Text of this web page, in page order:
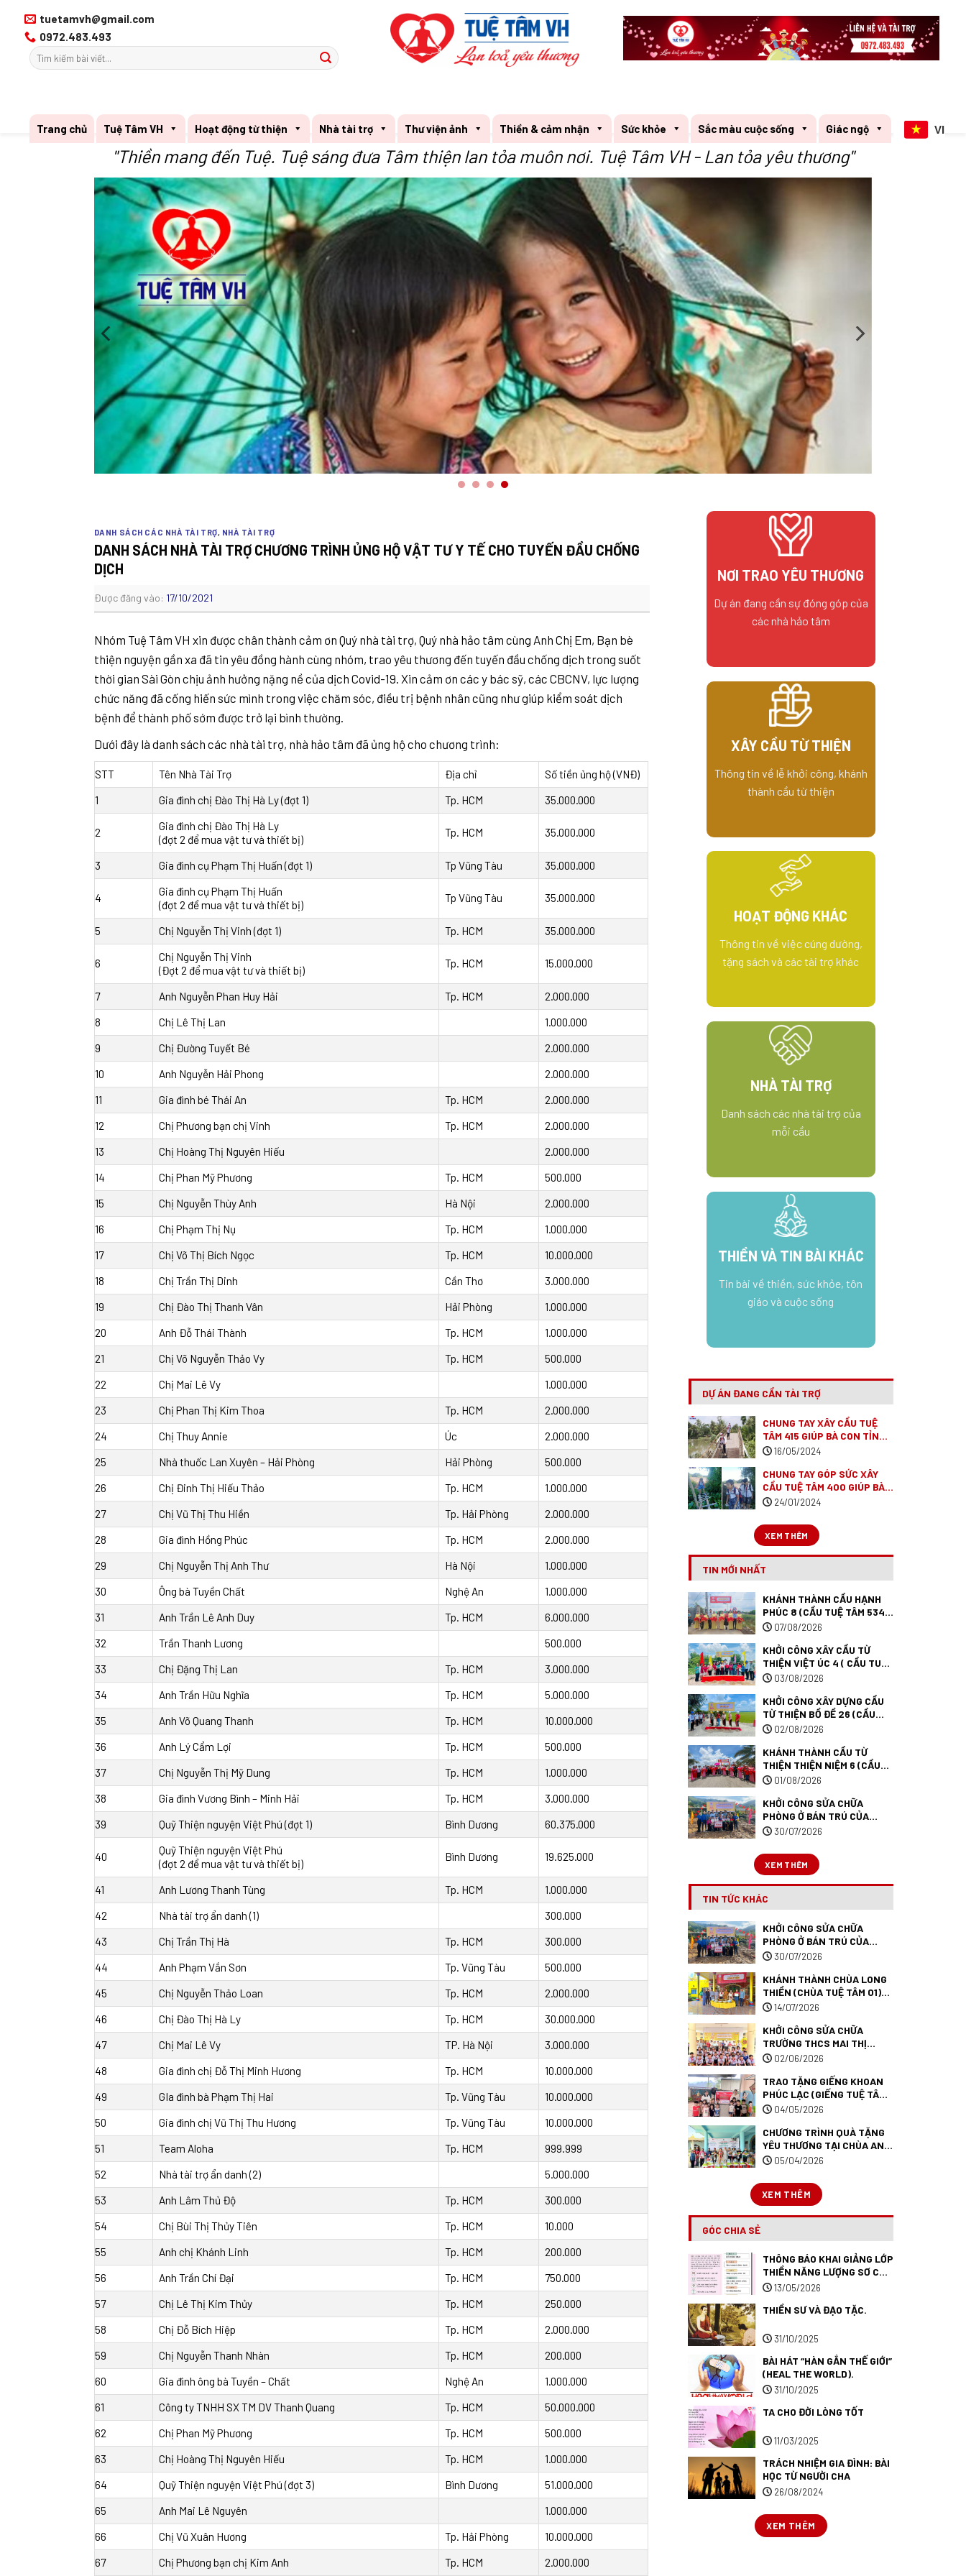
tuetamvh@gmail.com
0972.483.493
Trang chủ Tuệ Tâm VH Hoạt động từ thiện Nhà tài trợ Thư viện ảnh Thiền & cảm nhận Sức khỏe Sắc màu cuộc sống Giác ngộ VI
"Thiền mang đến Tuệ. Tuệ sáng đưa Tâm thiện lan tỏa muôn nơi. Tuệ Tâm VH - Lan tỏa yêu thương"
DANH SÁCH CÁC NHÀ TÀI TRỢ, NHÀ TÀI TRỢ
DANH SÁCH NHÀ TÀI TRỢ CHƯƠNG TRÌNH ỦNG HỘ VẬT TƯ Y TẾ CHO TUYẾN ĐẦU CHỐNG
DỊCH
Được đăng vào: 17/10/2021
Nhóm Tuệ Tâm VH xin được chân thành cảm ơn Quý nhà tài trợ, Quý nhà hảo tâm cùng Anh Chị Em, Bạn bè
thiện nguyện gần xa đã tin yêu đồng hành cùng nhóm, trao yêu thương đến tuyến đầu chống dịch trong suốt
thời gian Sài Gòn chịu ảnh hưởng nặng nề của dịch Covid-19 Xin cảm ơn các y bác sỹ, các CBCNV, lực lượng
chức năng đã cống hiến sức mình trong việc chăm sóc, điều trị bệnh nhân cũng như giúp kiểm soát dịch
bệnh để thành phố sớm được trở lại bình thường.
Dưới đây là danh sách các nhà tài trợ, nhà hảo tâm đã ủng hộ cho chương trình:
STT Tên Nhà Tài Trợ Địa chỉ
Số tiền ủng hộ (VNĐ)
1
Gia đình chị Đào Thị Hà Ly (đợt 1) Tp. HCM 35.000.000
2
Gia đình chị Đào Thị Hà Ly
(đợt 2 để mua vật tư và thiết bị)
Tp. HCM 35.000.000
3 Gia đình cụ Phạm Thị Huấn (đợt 1) Tp Vũng Tàu 35.000.000
4
Gia đình cụ Phạm Thị Huấn
(đợt 2 để mua vật tư và thiết bị)
Tp Vũng Tàu 35.000.000
5 Chị Nguyễn Thị Vinh (đợt 1) Tp. HCM 35.000.000
6
Chị Nguyễn Thị Vinh
(Đợt 2 để mua vật tư và thiết bị)
Tp. HCM 15.000.000
7 Anh Nguyễn Phan Huy Hải Tp. HCM
2.000.000
8
Chị Lê Thị Lan
1.000.000
9
Chị Đường Tuyết Bé
2.000.000
10
Anh Nguyễn Hải Phong
2.000.000
11
Gia đình bé Thái An Tp. HCM
2.000.000
12
Chị Phương bạn chị Vinh Tp. HCM
2.000.000
13
Chị Hoàng Thị Nguyên Hiếu
2.000.000
14
Chị Phan Mỹ Phương Tp. HCM
500.000
15
Chị Nguyễn Thùy Anh Hà Nội
2.000.000
16
Chị Phạm Thị Nụ Tp. HCM
1.000.000
17
Chị Võ Thị Bích Ngọc Tp. HCM
10.000.000
18
Chị Trần Thị Dinh Cần Thơ
3.000.000
19
Chị Đào Thị Thanh Vân Hải Phòng
1.000.000
20
Anh Đỗ Thái Thành Tp. HCM
1.000.000
21
Chị Võ Nguyễn Thảo Vy Tp. HCM
500.000
22
Chị Mai Lê Vy
1.000.000
23
Chị Phan Thị Kim Thoa Tp. HCM
2.000.000
24
Chị Thuy Annie Úc
2.000.000
25
Nhà thuốc Lan Xuyên – Hải Phòng Hải Phòng
500.000
26
Chị Đinh Thị Hiếu Thảo Tp. HCM
1.000.000
27
Chị Vũ Thị Thu Hiền Tp. Hải Phòng
2.000.000
28
Gia đình Hồng Phúc Tp. HCM
2.000.000
29
Chị Nguyễn Thị Anh Thư Hà Nội
1.000.000
30
Ông bà Tuyền Chất Nghệ An
1.000.000
31
Anh Trần Lê Anh Duy Tp. HCM
6.000.000
32
Trần Thanh Lương
500.000
33
Chị Đặng Thị Lan Tp. HCM
3.000.000
34
Anh Trần Hữu Nghĩa Tp. HCM
5.000.000
35
Anh Võ Quang Thanh Tp. HCM
10.000.000
36
Anh Lý Cẩm Lợi Tp. HCM
500.000
37
Chị Nguyễn Thị Mỹ Dung Tp. HCM
1.000.000
38
Gia đình Vương Bình – Minh Hải Tp. HCM
3.000.000
39
Quỹ Thiện nguyện Việt Phú (đợt 1) Bình Dương 60.375.000
40
Quỹ Thiện nguyện Việt Phú
(đợt 2 để mua vật tư và thiết bị)
Bình Dương 19.625.000
41 Anh Lương Thanh Tùng Tp. HCM
1.000.000
42
Nhà tài trợ ẩn danh (1)
300.000
43
Chị Trần Thị Hà Tp. HCM
300.000
44
Anh Phạm Vắn Sơn Tp. Vũng Tàu
500.000
45
Chị Nguyễn Thảo Loan Tp. HCM
2.000.000
46
Chị Đào Thị Hà Ly Tp. HCM
30.000.000
47
Chị Mai Lê Vy TP. Hà Nội
3.000.000
48
Gia đình chị Đỗ Thị Minh Hương Tp. HCM
10.000.000
49
GIa đình bà Phạm Thị Hai Tp. Vũng Tàu
10.000.000
50
Gia đình chị Vũ Thị Thu Hương Tp. Vũng Tàu
10.000.000
51
Team Aloha Tp. HCM
999.999
52
Nhà tài trợ ẩn danh (2)
5.000.000
53
Anh Lâm Thủ Độ Tp. HCM
300.000
54
Chị Bùi Thị Thủy Tiên Tp. HCM
10.000
55
Anh chị Khánh Linh Tp. HCM
200.000
56
Anh Trần Chí Đại Tp. HCM
750.000
57
Chị Lê Thị Kim Thủy Tp. HCM
250.000
58
Chị Đỗ Bích Hiệp Tp. HCM
2.000.000
59
Chị Nguyễn Thanh Nhàn Tp. HCM
200.000
60
Gia đình ông bà Tuyền – Chất Nghệ An
1.000.000
61
Công ty TNHH SX TM DV Thanh Quang Tp. HCM
50.000.000
62
Chị Phan Mỹ Phương Tp. HCM
500.000
63
Chị Hoàng Thị Nguyên Hiếu Tp. HCM
1.000.000
64
Quỹ Thiện nguyện Việt Phú (đợt 3) Bình Dương
51.000.000
65
Anh Mai Lê Nguyên
1.000.000
66
Chị Vũ Xuân Hương Tp. Hải Phòng
10.000.000
67
Chị Phương bạn chị Kim Anh Tp. HCM 2.000.000
NƠI TRAO YÊU THƯƠNG
Dự án đang cần sự đóng góp của
các nhà hảo tâm
XÂY CẦU TỪ THIỆN
Thông tin về lễ khởi công, khánh
thành cầu từ thiện
HOẠT ĐỘNG KHÁC
Thông tin về việc cúng dường,
tặng sách và các tài trợ khác
NHÀ TÀI TRỢ
Danh sách các nhà tài trợ của
mỗi cầu
THIỀN VÀ TIN BÀI KHÁC
Tin bài về thiền, sức khỏe, tôn
giáo và cuộc sống
DỰ ÁN ĐANG CẦN TÀI TRỢ
CHUNG TAY XÂY CẦU TUỆ
TÂM 415 GIÚP BÀ CON TỈNH
SÓC TRĂNG.
16/05/2024
CHUNG TAY GÓP SỨC XÂY
CẦU TUỆ TÂM 400 GIÚP BÀ
CON TỈNH LONG AN
24/01/2024
XEM THÊM
TIN MỚI NHẤT
KHÁNH THÀNH CẦU HẠNH
PHÚC 8 (CẦU TUỆ TÂM 534)
TẠI TỈNH ĐỒNG THÁP.
07/08/2026
KHỞI CÔNG XÂY CẦU TỪ
THIỆN VIỆT ÚC 4 ( CẦU TUỆ
TÂM 546 ) TẠI TÂY NINH.
03/08/2026
KHỞI CÔNG XÂY DỰNG CẦU
TỪ THIỆN BỒ ĐỀ 26 (CẦU
TUỆ TÂM 545) TẠI TỈNH TÂY
02/08/2026
KHÁNH THÀNH CẦU TỪ
THIỆN THIỆN NIỆM 6 (CẦU
TUỆ TÂM 527) TẠI TỈNH AN
01/08/2026
KHỞI CÔNG SỬA CHỮA
PHÒNG Ở BÁN TRÚ CỦA
TRƯỜNG PTDTBT TIỂU HỌC
TÂM 09) TẠI TỈNH ĐIỆN
BIÊN.
30/07/2026
XEM THÊM
TIN TỨC KHÁC
KHỞI CÔNG SỬA CHỮA
PHÒNG Ở BÁN TRÚ CỦA
TRƯỜNG PTDTBT TIỂU HỌC
TÂM 09) TẠI TỈNH ĐIỆN
BIÊN.
30/07/2026
KHÁNH THÀNH CHÙA LONG
THIỀN (CHÙA TUỆ TÂM 01)
TẠI TỈNH VĨNH LONG.
14/07/2026
KHỞI CÔNG SỬA CHỮA
TRƯỜNG THCS MAI THỊ
HỒNG HẠNH (TRƯỜNG TUỆ
GIANG.
02/06/2026
TRAO TẶNG GIẾNG KHOAN
PHÚC LẠC (GIẾNG TUỆ TÂM
52) ĐẾN TRƯỜNG MẦM NON
BIÊN.
04/05/2026
CHƯƠNG TRÌNH QUÀ TẶNG
YÊU THƯƠNG TẠI CHÙA AN
LẠC – ĐÀ LẠT.
05/04/2026
XEM THÊM
GÓC CHIA SẺ
THÔNG BÁO KHAI GIẢNG LỚP
THIỀN NĂNG LƯỢNG SƠ CẤP
1. 13/05/2026
THIỀN SƯ VÀ ĐẠO TẶC.
31/10/2025
BÀI HÁT “HÀN GẮN THẾ GIỚI”
(HEAL THE WORLD).
31/10/2025
TA CHO ĐỜI LÒNG TỐT
11/03/2025
TRÁCH NHIỆM GIA ĐÌNH: BÀI
HỌC TỪ NGƯỜI CHA
26/08/2024
XEM THÊM